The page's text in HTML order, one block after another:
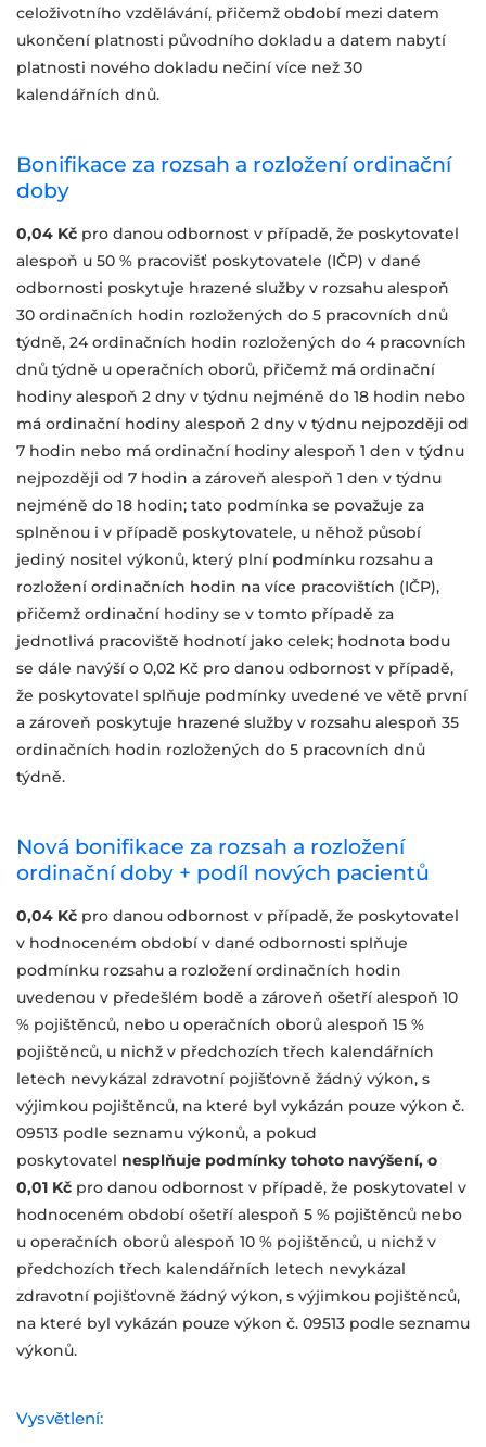
celoživotního vzdělávání, přičemž období mezi datem
ukončení platnosti původního dokladu a datem nabytí
platnosti nového dokladu nečiní více než 30
kalendářních dnů.
Bonifikace za rozsah a rozložení ordinační
doby
0,04 Kč pro danou odbornost v případě, že poskytovatel
alespoň u 50 % pracovišť poskytovatele (IČP) v dané
odbornosti poskytuje hrazené služby v rozsahu alespoň
30 ordinačních hodin rozložených do 5 pracovních dnů
týdně, 24 ordinačních hodin rozložených do 4 pracovních
dnů týdně u operačních oborů, přičemž má ordinační
hodiny alespoň 2 dny v týdnu nejméně do 18 hodin nebo
má ordinační hodiny alespoň 2 dny v týdnu nejpozději od
7 hodin nebo má ordinační hodiny alespoň 1 den v týdnu
nejpozději od 7 hodin a zároveň alespoň 1 den v týdnu
nejméně do 18 hodin; tato podmínka se považuje za
splněnou i v případě poskytovatele, u něhož působí
jediný nositel výkonů, který plní podmínku rozsahu a
rozložení ordinačních hodin na více pracovištích (IČP),
přičemž ordinační hodiny se v tomto případě za
jednotlivá pracoviště hodnotí jako celek; hodnota bodu
se dále navýší o 0,02 Kč pro danou odbornost v případě,
že poskytovatel splňuje podmínky uvedené ve větě první
a zároveň poskytuje hrazené služby v rozsahu alespoň 35
ordinačních hodin rozložených do 5 pracovních dnů
týdně.
Nová bonifikace za rozsah a rozložení
ordinační doby + podíl nových pacientů
0,04 Kč pro danou odbornost v případě, že poskytovatel
v hodnoceném období v dané odbornosti splňuje
podmínku rozsahu a rozložení ordinačních hodin
uvedenou v předešlém bodě a zároveň ošetří alespoň 10
% pojištěnců, nebo u operačních oborů alespoň 15 %
pojištěnců, u nichž v předchozích třech kalendářních
letech nevykázal zdravotní pojišťovně žádný výkon, s
výjimkou pojištěnců, na které byl vykázán pouze výkon č.
09513 podle seznamu výkonů, a pokud
poskytovatel nesplňuje podmínky tohoto navýšení, o
0,01 Kč pro danou odbornost v případě, že poskytovatel v
hodnoceném období ošetří alespoň 5 % pojištěnců nebo
u operačních oborů alespoň 10 % pojištěnců, u nichž v
předchozích třech kalendářních letech nevykázal
zdravotní pojišťovně žádný výkon, s výjimkou pojištěnců,
na které byl vykázán pouze výkon č. 09513 podle seznamu
výkonů.
Vysvětlení: